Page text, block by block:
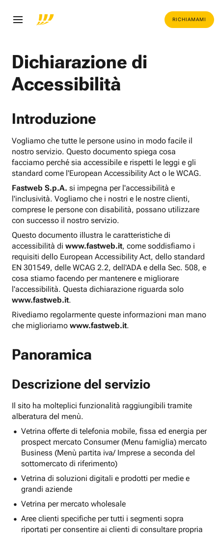
RICHIAMAMI
Dichiarazione di
Accessibilità
Introduzione
Vogliamo che tutte le persone usino in modo facile il
nostro servizio. Questo documento spiega cosa
facciamo perché sia accessibile e rispetti le leggi e gli
standard come l'European Accessibility Act o le WCAG.
Fastweb S.p.A. si impegna per l'accessibilità e
l'inclusività. Vogliamo che i nostri e le nostre clienti,
comprese le persone con disabilità, possano utilizzare
con successo il nostro servizio.
Questo documento illustra le caratteristiche di
accessibilità di www.fastweb.it, come soddisfiamo i
requisiti dello European Accessibility Act, dello standard
EN 301549, delle WCAG 2.2, dell'ADA e della Sec. 508, e
cosa stiamo facendo per mantenere e migliorare
l'accessibilità. Questa dichiarazione riguarda solo
www.fastweb.it.
Rivediamo regolarmente queste informazioni man mano
che miglioriamo www.fastweb.it.
Panoramica
Descrizione del servizio
Il sito ha molteplici funzionalità raggiungibili tramite
alberatura del menù.
Vetrina offerte di telefonia mobile, fissa ed energia per
prospect mercato Consumer (Menu famiglia) mercato
Business (Menù partita iva/ Imprese a seconda del
sottomercato di riferimento)
Vetrina di soluzioni digitali e prodotti per medie e
grandi aziende
Vetrina per mercato wholesale
Aree clienti specifiche per tutti i segmenti sopra
riportati per consentire ai clienti di consultare propria